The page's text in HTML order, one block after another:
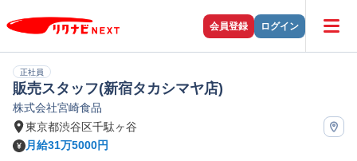
会員登録 ログイン
正社員
販売スタッフ(新宿タカシマヤ店)
株式会社宮崎食品
東京都渋谷区千駄ヶ谷
月給31万5000円